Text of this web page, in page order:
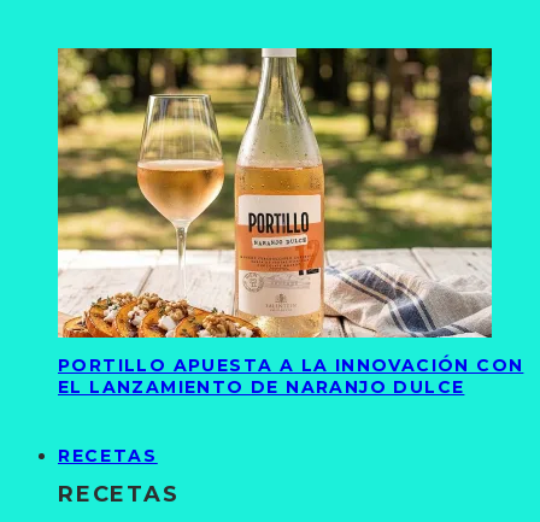
PORTILLO APUESTA A LA INNOVACIÓN CON
EL LANZAMIENTO DE NARANJO DULCE
RECETAS
RECETAS